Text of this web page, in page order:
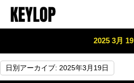
2025 3月 19
日別アーカイブ: 2025年3月19日